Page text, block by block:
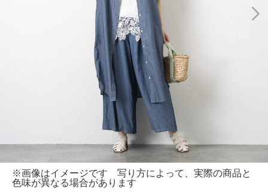
※画像はイメージです 写り方によって、実際の商品と
色味が異なる場合があります